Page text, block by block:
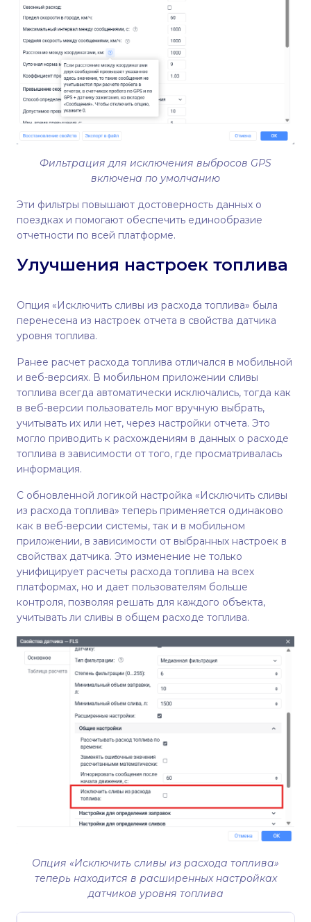
Фильтрация для исключения выбросов GPS
включена по умолчанию
Эти фильтры повышают достоверность данных о
поездках и помогают обеспечить единообразие
отчетности по всей платформе.
Улучшения настроек топлива
Опция «Исключить сливы из расхода топлива» была
перенесена из настроек отчета в свойства датчика
уровня топлива.
Ранее расчет расхода топлива отличался в мобильной
и веб-версиях. В мобильном приложении сливы
топлива всегда автоматически исключались, тогда как
в веб-версии пользователь мог вручную выбрать,
учитывать их или нет, через настройки отчета. Это
могло приводить к расхождениям в данных о расходе
топлива в зависимости от того, где просматривалась
информация.
С обновленной логикой настройка «Исключить сливы
из расхода топлива» теперь применяется одинаково
как в веб-версии системы, так и в мобильном
приложении, в зависимости от выбранных настроек в
свойствах датчика. Это изменение не только
унифицирует расчеты расхода топлива на всех
платформах, но и дает пользователям больше
контроля, позволяя решать для каждого объекта,
учитывать ли сливы в общем расходе топлива.
Опция «Исключить сливы из расхода топлива»
теперь находится в расширенных настройках
датчиков уровня топлива